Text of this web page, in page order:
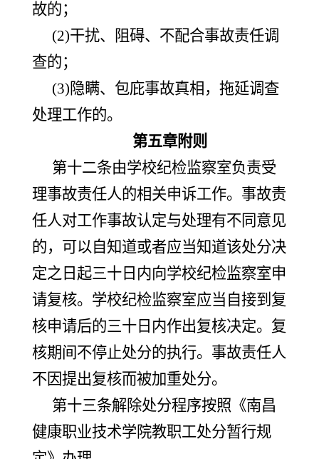
故的；
(2)干扰、阻碍、不配合事故责任调
查的；
(3)隐瞒、包庇事故真相，拖延调查
处理工作的。
第五章附则
第十二条由学校纪检监察室负责受
理事故责任人的相关申诉工作。事故责
任人对工作事故认定与处理有不同意见
的，可以自知道或者应当知道该处分决
定之日起三十日内向学校纪检监察室申
请复核。学校纪检监察室应当自接到复
核申请后的三十日内作出复核决定。复
核期间不停止处分的执行。事故责任人
不因提出复核而被加重处分。
第十三条解除处分程序按照《南昌
健康职业技术学院教职工处分暂行规